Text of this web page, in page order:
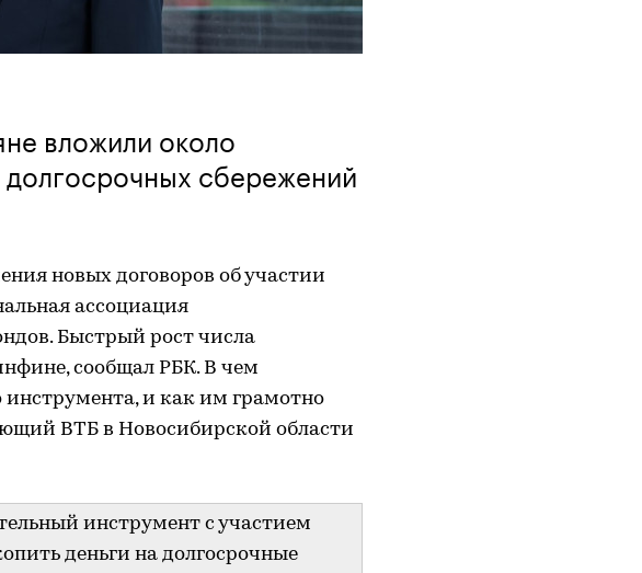
вложили около
сбережений
новых договоров об участии
ассоциация
Быстрый рост числа
сообщал РБК. В чем
и как им грамотно
ВТБ в Новосибирской области
инструмент с участием
деньги на долгосрочные